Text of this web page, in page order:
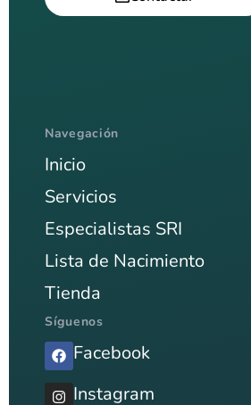
Navegación
Inicio
Servicios
Especialistas SRI
Lista de Nacimiento
Tienda
Síguenos
Facebook
Instagram